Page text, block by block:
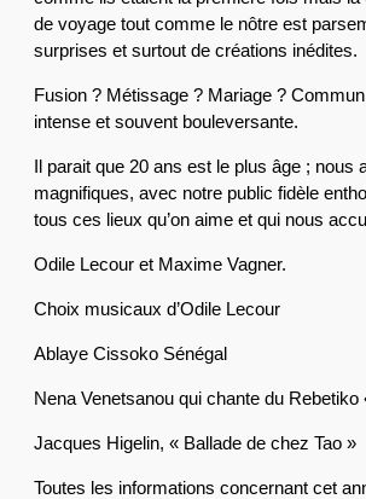
de voyage tout comme le nôtre est
surprises et surtout de créations inédites.
Fusion ? Métissage ? Mariage ?
intense et souvent bouleversante.
Il parait que 20 ans est le plus âge ; nous
magnifiques, avec notre public fidèle
tous ces lieux qu’on aime et qui nous
Odile Lecour et Maxime Vagner.
Choix musicaux d’Odile Lecour
Ablaye Cissoko Sénégal
Nena Venetsanou qui chante du Rebetiko
Jacques Higelin, « Ballade de chez Tao »
Toutes les informations concernant cet